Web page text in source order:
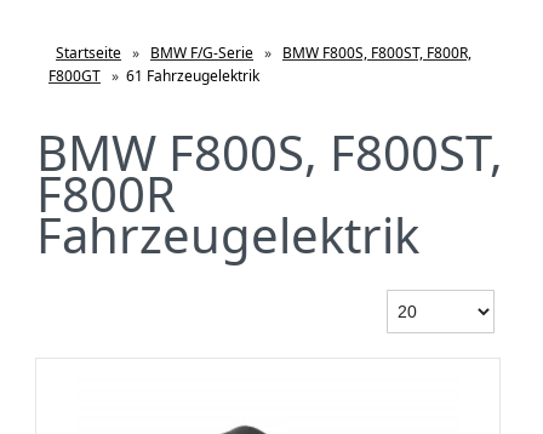
Startseite » BMW F/G-Serie » BMW F800S, F800ST, F800R,
F800GT » 61 Fahrzeugelektrik
BMW F800S, F800ST,
F800R
Fahrzeugelektrik